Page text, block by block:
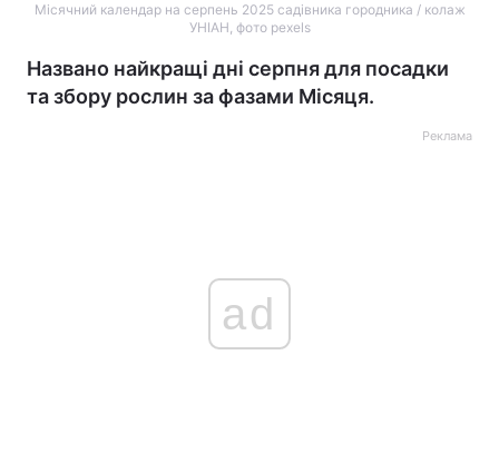
Місячний календар на серпень 2025 садівника городника / колаж
УНІАН, фото pexels
Названо найкращі дні серпня для посадки
та збору рослин за фазами Місяця.
Реклама
ad